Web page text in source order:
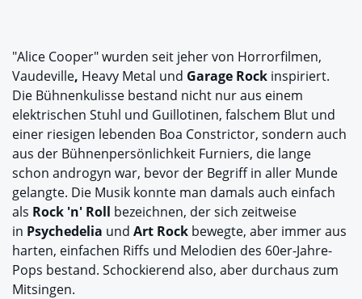
"Alice Cooper" wurden seit jeher von Horrorfilmen,
Vaudeville, Heavy Metal und Garage Rock inspiriert.
Die Bühnenkulisse bestand nicht nur aus einem
elektrischen Stuhl und Guillotinen, falschem Blut und
einer riesigen lebenden Boa Constrictor, sondern auch
aus der Bühnenpersönlichkeit Furniers, die lange
schon androgyn war, bevor der Begriff in aller Munde
gelangte. Die Musik konnte man damals auch einfach
als Rock 'n' Roll bezeichnen, der sich zeitweise
in Psychedelia und Art Rock bewegte, aber immer aus
harten, einfachen Riffs und Melodien des 60er-Jahre-
Pops bestand. Schockierend also, aber durchaus zum
Mitsingen.